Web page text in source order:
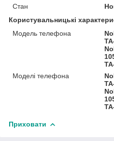
Стан
Користувальницькі
Модель телефона
Моделі телефона
Приховати